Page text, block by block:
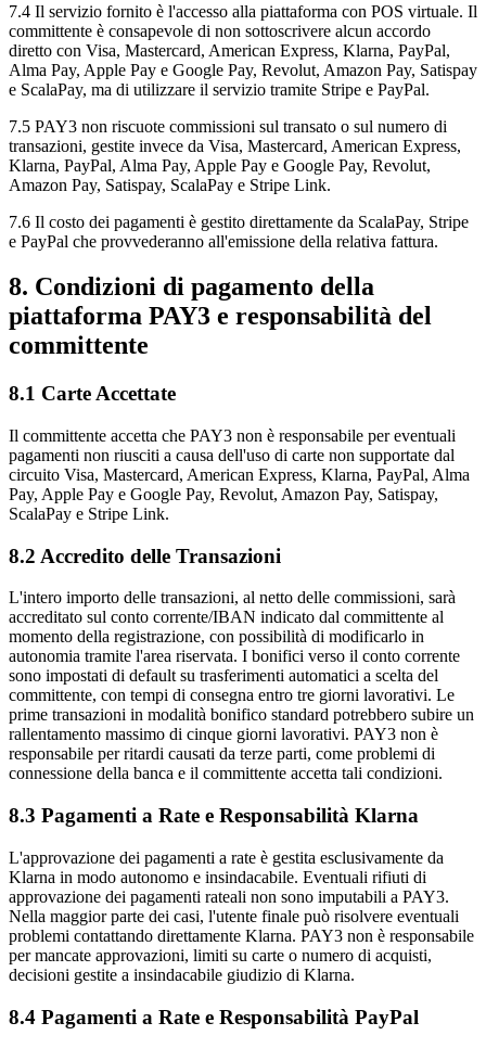
7.4 Il servizio fornito è l'accesso alla piattaforma con POS virtuale. Il
committente è consapevole di non sottoscrivere alcun accordo
diretto con Visa, Mastercard, American Express, Klarna, PayPal,
Alma Pay, Apple Pay e Google Pay, Revolut, Amazon Pay, Satispay
e ScalaPay, ma di utilizzare il servizio tramite Stripe e PayPal.
7.5 PAY3 non riscuote commissioni sul transato o sul numero di
transazioni, gestite invece da Visa, Mastercard, American Express,
Klarna, PayPal, Alma Pay, Apple Pay e Google Pay, Revolut,
Amazon Pay, Satispay, ScalaPay e Stripe Link.
7.6 Il costo dei pagamenti è gestito direttamente da ScalaPay, Stripe
e PayPal che provvederanno all'emissione della relativa fattura.
8. Condizioni di pagamento della
piattaforma PAY3 e responsabilità del
committente
8.1 Carte Accettate
Il committente accetta che PAY3 non è responsabile per eventuali
pagamenti non riusciti a causa dell'uso di carte non supportate dal
circuito Visa, Mastercard, American Express, Klarna, PayPal, Alma
Pay, Apple Pay e Google Pay, Revolut, Amazon Pay, Satispay,
ScalaPay e Stripe Link.
8.2 Accredito delle Transazioni
L'intero importo delle transazioni, al netto delle commissioni, sarà
accreditato sul conto corrente/IBAN indicato dal committente al
momento della registrazione, con possibilità di modificarlo in
autonomia tramite l'area riservata. I bonifici verso il conto corrente
sono impostati di default su trasferimenti automatici a scelta del
committente, con tempi di consegna entro tre giorni lavorativi. Le
prime transazioni in modalità bonifico standard potrebbero subire un
rallentamento massimo di cinque giorni lavorativi. PAY3 non è
responsabile per ritardi causati da terze parti, come problemi di
connessione della banca e il committente accetta tali condizioni.
8.3 Pagamenti a Rate e Responsabilità Klarna
L'approvazione dei pagamenti a rate è gestita esclusivamente da
Klarna in modo autonomo e insindacabile. Eventuali rifiuti di
approvazione dei pagamenti rateali non sono imputabili a PAY3.
Nella maggior parte dei casi, l'utente finale può risolvere eventuali
problemi contattando direttamente Klarna. PAY3 non è responsabile
per mancate approvazioni, limiti su carte o numero di acquisti,
decisioni gestite a insindacabile giudizio di Klarna.
8.4 Pagamenti a Rate e Responsabilità PayPal